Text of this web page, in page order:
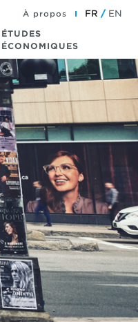
ÉTUDES
ÉCONOMIQUES
À propos FR EN